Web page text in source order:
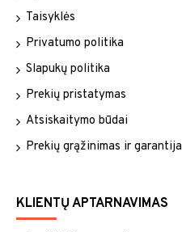
Taisyklės
Privatumo politika
Slapukų politika
Prekių pristatymas
Atsiskaitymo būdai
Prekių grąžinimas ir garantija
KLIENTŲ APTARNAVIMAS